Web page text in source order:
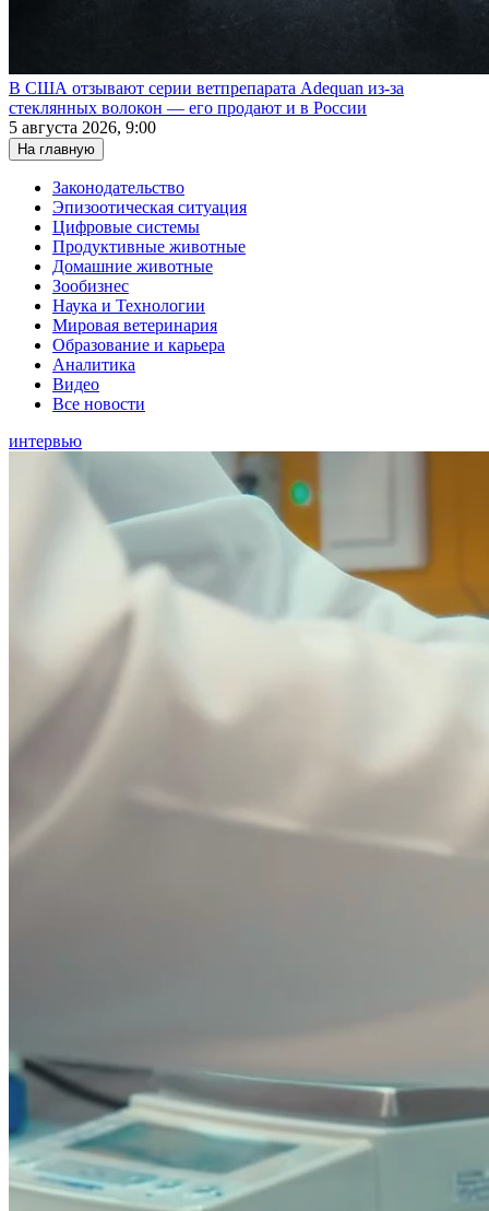
В США отзывают серии ветпрепарата Adequan из-за
стеклянных волокон — его продают и в России
5 августа 2026, 9:00
На главную
Законодательство
Эпизоотическая ситуация
Цифровые системы
Продуктивные животные
Домашние животные
Зообизнес
Наука и Технологии
Мировая ветеринария
Образование и карьера
Аналитика
Видео
Все новости
интервью